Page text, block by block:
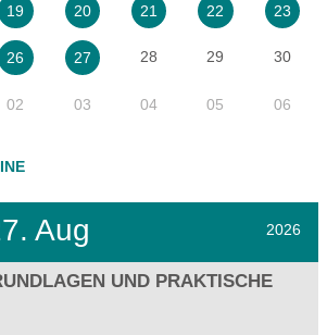
19 20 21 22 23
26 27 28 29 30
02 03 04 05 06
Aug 2026
UND PRAKTISCHE